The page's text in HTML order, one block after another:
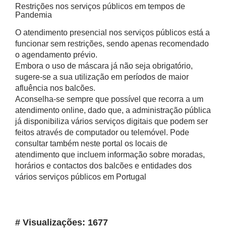
Restrições nos serviços públicos em tempos de
Pandemia
O atendimento presencial nos serviços públicos está a
funcionar sem restrições, sendo apenas recomendado
o agendamento prévio.
Embora o uso de máscara já não seja obrigatório,
sugere-se a sua utilização em períodos de maior
afluência nos balcões.
Aconselha-se sempre que possível que recorra a um
atendimento online, dado que, a administração pública
já disponibiliza vários serviços digitais que podem ser
feitos através de computador ou telemóvel. Pode
consultar também neste portal os locais de
atendimento que incluem informação sobre moradas,
horários e contactos dos balcões e entidades dos
vários serviços públicos em Portugal
# Visualizações: 1677